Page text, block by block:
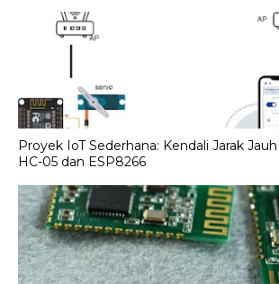
Proyek IoT Sederhana: Kendali Jarak
HC-05 dan ESP8266